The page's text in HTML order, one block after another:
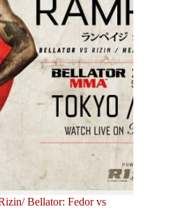
Bellator: Fedor vs